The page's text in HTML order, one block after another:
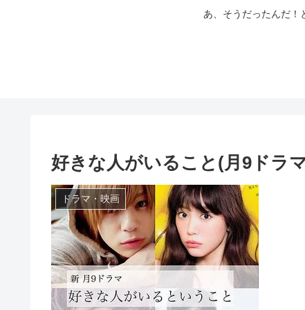
あ、そうだったんだ！
好きな人がいること(月9ドラ
ドラマ・映画